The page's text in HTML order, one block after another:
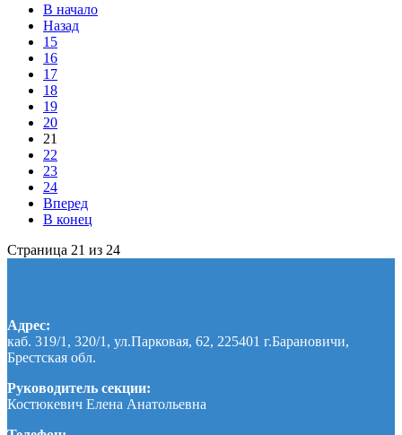
В начало
Назад
15
16
17
18
19
20
21
22
23
24
Вперед
В конец
Страница 21 из 24
Адрес:
каб. 319/1, 320/1, ул.Парковая, 62, 225401 г.Барановичи,
Брестская обл.
Руководитель секции:
Костюкевич Елена Анатольевна